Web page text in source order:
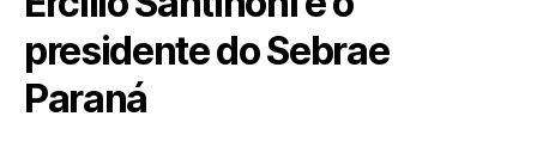
presidente do Sebrae
Paraná